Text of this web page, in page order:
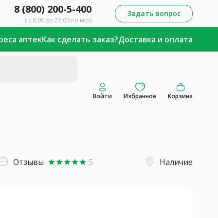
8 (800) 200-5-400
( с 8:00 до 22:00 по мск)
Задать вопрос
аптекКак сделать заказ?Доставка и оплата
Войти Избранное Корзина
Отзывы starstarstarstarstar 5 Наличие